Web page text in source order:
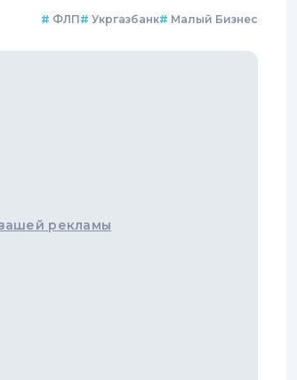
# ФЛП# Укргазбанк# Малый Бизнес
рекламы